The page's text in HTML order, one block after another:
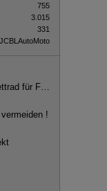
755
3.015
331
JCBLAutoMoto
für Fiat 124 Spider
!